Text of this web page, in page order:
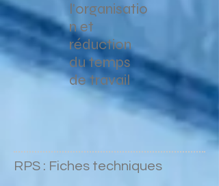
l'organisatio
n et
réduction
du temps
de travail
RPS : Fiches techniques